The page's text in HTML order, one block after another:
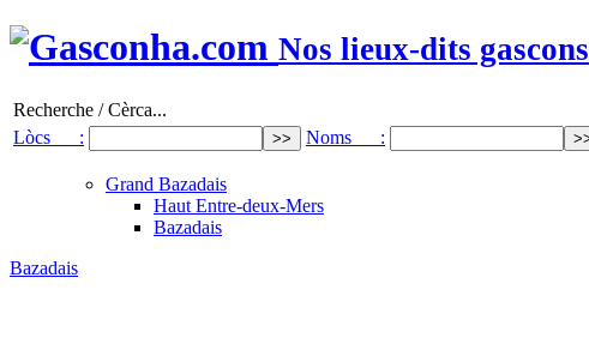
Nos lieux-dits gascons
Recherche / Cèrca...
Lòcs :
Noms :
Grand Bazadais
Haut Entre-deux-Mers
Bazadais
Bazadais